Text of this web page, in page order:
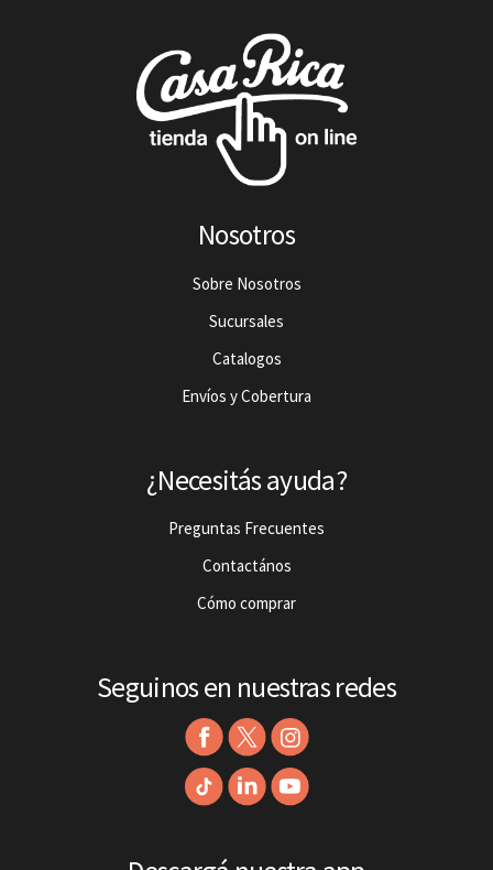
Nosotros
Sobre Nosotros
Sucursales
Catalogos
Envíos y Cobertura
¿Necesitás ayuda?
Preguntas Frecuentes
Contactános
Cómo comprar
Seguinos en nuestras redes